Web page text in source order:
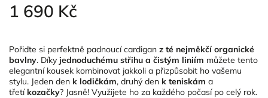
1 690 Kč
Pořiďte si perfektně padnoucí cardigan z té nejměkčí organické
bavlny. Díky jednoduchému střihu a čistým liniím můžete tento
elegantní kousek kombinovat jakkoli a přizpůsobit ho vašemu
stylu. Jeden den k lodičkám, druhý den k teniskám a
třetí kozačky? Jasně! Využijete ho za každého počasí po celý rok.